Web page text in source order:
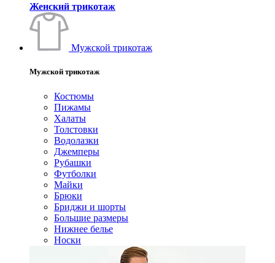
Женский трикотаж
Мужской трикотаж
Мужской трикотаж
Костюмы
Пижамы
Халаты
Толстовки
Водолазки
Джемперы
Рубашки
Футболки
Майки
Брюки
Бриджи и шорты
Большие размеры
Нижнее белье
Носки